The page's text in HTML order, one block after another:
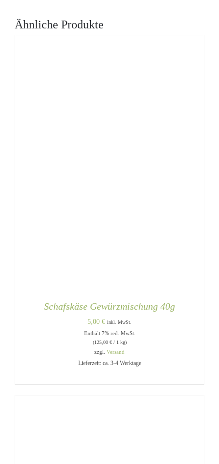
Ähnliche Produkte
Schafskäse Gewürzmischung 40g
5,00 € inkl. MwSt.
Enthält 7% red. MwSt.
(125,00 €/ 1 kg)
zzgl. Versand
Lieferzeit: ca. 3-4 Werktage